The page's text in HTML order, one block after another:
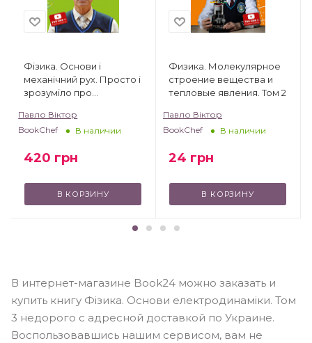
Фізика. Основи і
механічний рух. Просто і
зрозуміло про
Павло Віктор
BookChef
В наличии
420 грн
В КОРЗИНУ
Физика. Молекулярное
строение вещества и
тепловые явления. Том 2
Павло Віктор
BookChef
В наличии
24 грн
В КОРЗИНУ
В интернет-магазине Book24 можно заказать и
купить книгу Фізика. Основи електродинаміки. Том
3 недорого с адресной доставкой по Украине.
Воспользовавшись нашим сервисом, вам не